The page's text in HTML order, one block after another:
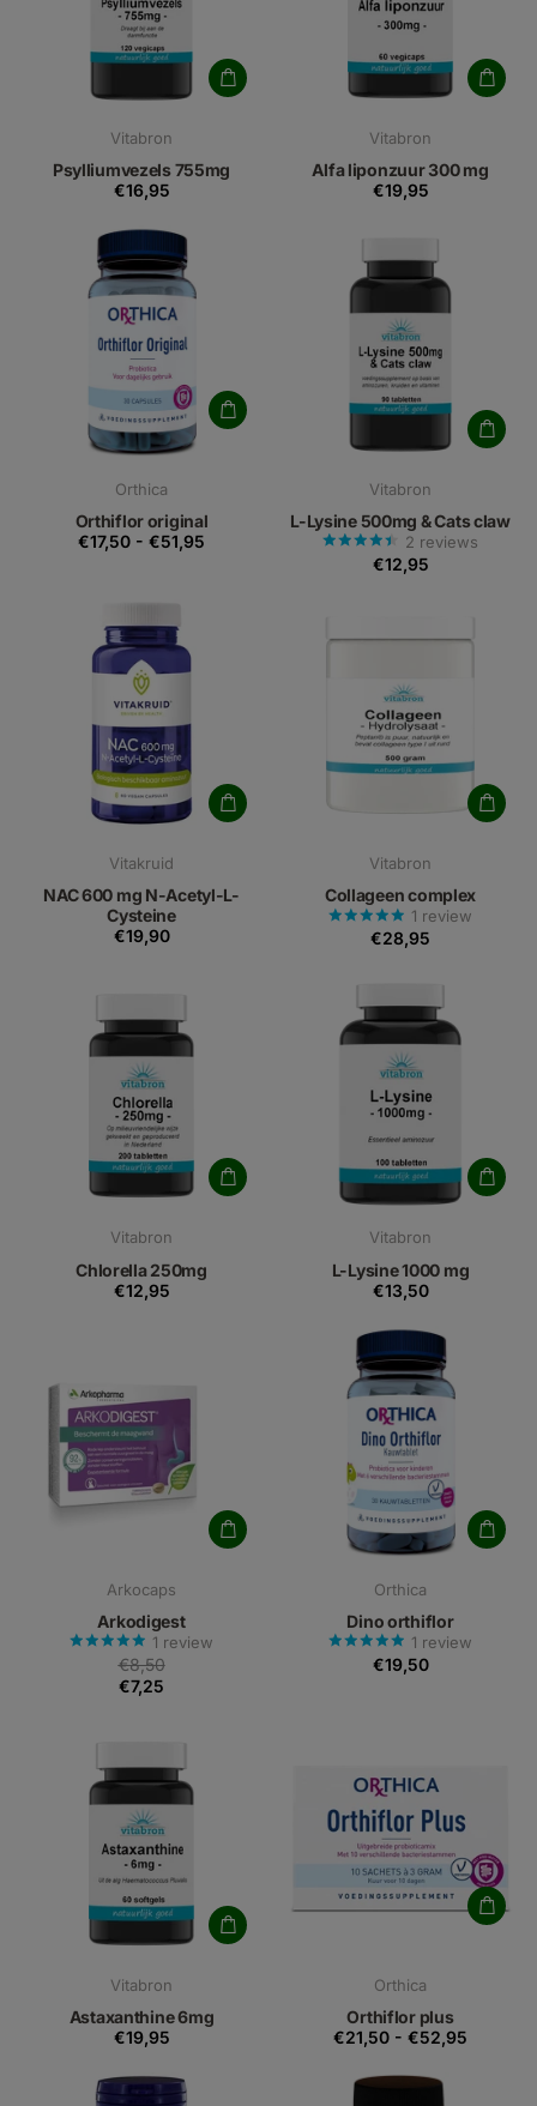
Vitabron
Psylliumvezels 755mg
€16,95
Vitabron
Alfa liponzuur 300 mg
€19,95
Orthica
Orthiflor original
€17,50 - €51,95
Vitabron
L-Lysine 500mg & Cats claw
2 reviews
€12,95
Vitakruid
NAC 600 mg N-Acetyl-L-
Cysteine
€19,90
Vitabron
Collageen complex
1 review
€28,95
Vitabron
Chlorella 250mg
€12,95
Vitabron
L-Lysine 1000 mg
€13,50
Arkocaps
Arkodigest
1 review
€8,50
€7,25
Orthica
Dino orthiflor
1 review
€19,50
Vitabron
Astaxanthine 6mg
€19,95
Orthica
Orthiflor plus
€21,50 - €52,95